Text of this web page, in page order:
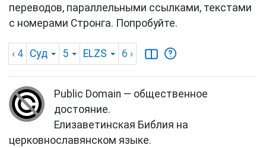
переводов, параллельными ссылками, текстами
с номерами Стронга. Попробуйте.
‹ 4 Суд 5 ELZS 6 ›
Public Domain — общественное
достояние.
Елизаветинская Библия на
церковнославянском языке.